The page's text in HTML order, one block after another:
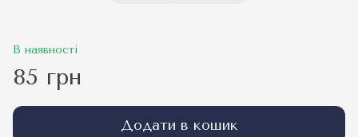
В наявності
85 грн
Додати в кошик